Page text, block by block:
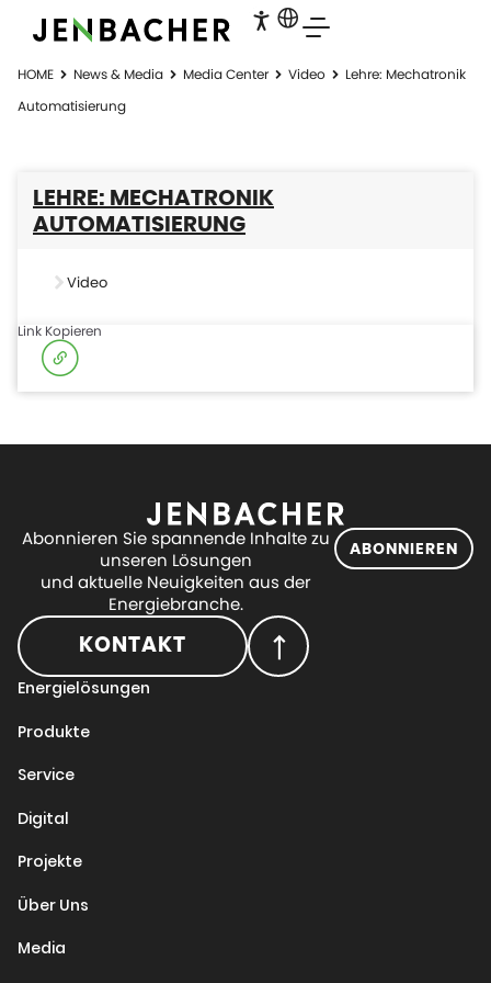
HOME News & Media Media Center Video
Lehre: Mechatronik
Automatisierung
LEHRE: MECHATRONIK
AUTOMATISIERUNG
Video
Link Kopieren
Abonnieren Sie spannende Inhalte zu
unseren Lösungen
und aktuelle Neuigkeiten aus der
Energiebranche.
ABONNIEREN
KONTAKT
Energielösungen
Produkte
Service
Digital
Projekte
Über Uns
Media